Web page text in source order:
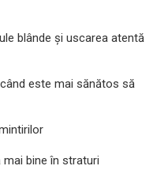
blânde și uscarea atentă
este mai sănătos să
bine în straturi